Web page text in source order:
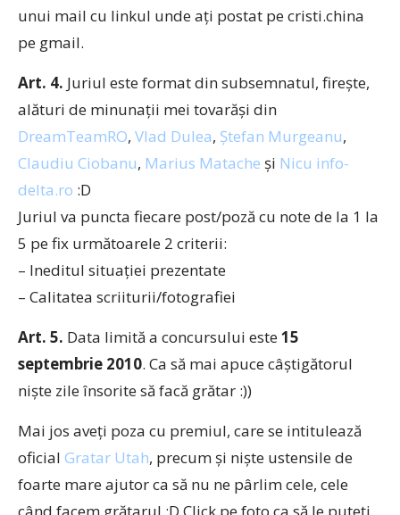
unui mail cu linkul unde aţi postat pe cristi.china
pe gmail.
Art. 4. Juriul este format din subsemnatul, fireşte,
alături de minunaţii mei tovarăşi din
DreamTeamRO, Vlad Dulea, Ştefan Murgeanu,
Claudiu Ciobanu, Marius Matache şi Nicu info-
delta.ro :D
Juriul va puncta fiecare post/poză cu note de la 1 la
5 pe fix următoarele 2 criterii:
– Ineditul situaţiei prezentate
– Calitatea scriiturii/fotografiei
Art. 5. Data limită a concursului este 15
septembrie 2010. Ca să mai apuce câştigătorul
nişte zile însorite să facă grătar :))
Mai jos aveţi poza cu premiul, care se intitulează
oficial Gratar Utah, precum şi nişte ustensile de
foarte mare ajutor ca să nu ne pârlim cele, cele